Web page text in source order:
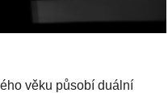
věku působí duální